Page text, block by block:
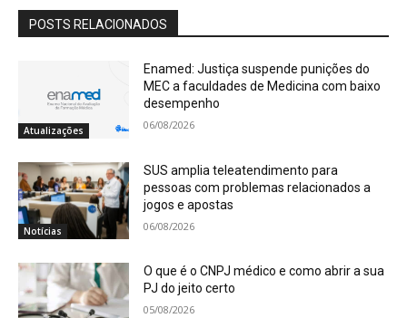
POSTS RELACIONADOS
Atualizações
Enamed: Justiça suspende punições do
MEC a faculdades de Medicina com baixo
desempenho
06/08/2026
Notícias
SUS amplia teleatendimento para
pessoas com problemas relacionados a
jogos e apostas
06/08/2026
O que é o CNPJ médico e como abrir a sua
PJ do jeito certo
05/08/2026